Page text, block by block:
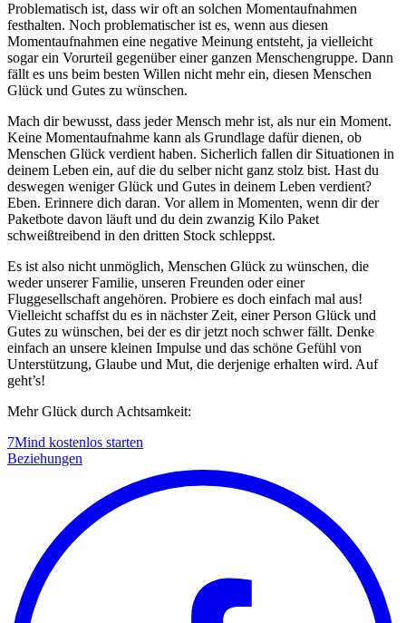
Problematisch ist, dass wir oft an solchen Momentaufnahmen
festhalten. Noch problematischer ist es, wenn aus diesen
Momentaufnahmen eine negative Meinung entsteht, ja vielleicht
sogar ein Vorurteil gegenüber einer ganzen Menschengruppe. Dann
fällt es uns beim besten Willen nicht mehr ein, diesen Menschen
Glück und Gutes zu wünschen.
Mach dir bewusst, dass jeder Mensch mehr ist, als nur ein Moment.
Keine Momentaufnahme kann als Grundlage dafür dienen, ob
Menschen Glück verdient haben. Sicherlich fallen dir Situationen in
deinem Leben ein, auf die du selber nicht ganz stolz bist. Hast du
deswegen weniger Glück und Gutes in deinem Leben verdient?
Eben. Erinnere dich daran. Vor allem in Momenten, wenn dir der
Paketbote davon läuft und du dein zwanzig Kilo Paket
schweißtreibend in den dritten Stock schleppst.
Es ist also nicht unmöglich, Menschen Glück zu wünschen, die
weder unserer Familie, unseren Freunden oder einer
Fluggesellschaft angehören. Probiere es doch einfach mal aus!
Vielleicht schaffst du es in nächster Zeit, einer Person Glück und
Gutes zu wünschen, bei der es dir jetzt noch schwer fällt. Denke
einfach an unsere kleinen Impulse und das schöne Gefühl von
Unterstützung, Glaube und Mut, die derjenige erhalten wird. Auf
geht’s!
Mehr Glück durch Achtsamkeit:
7Mind kostenlos starten
Beziehungen